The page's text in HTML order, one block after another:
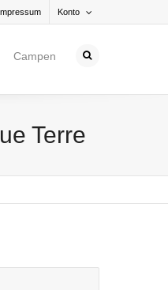
Konto
Campen
Terre